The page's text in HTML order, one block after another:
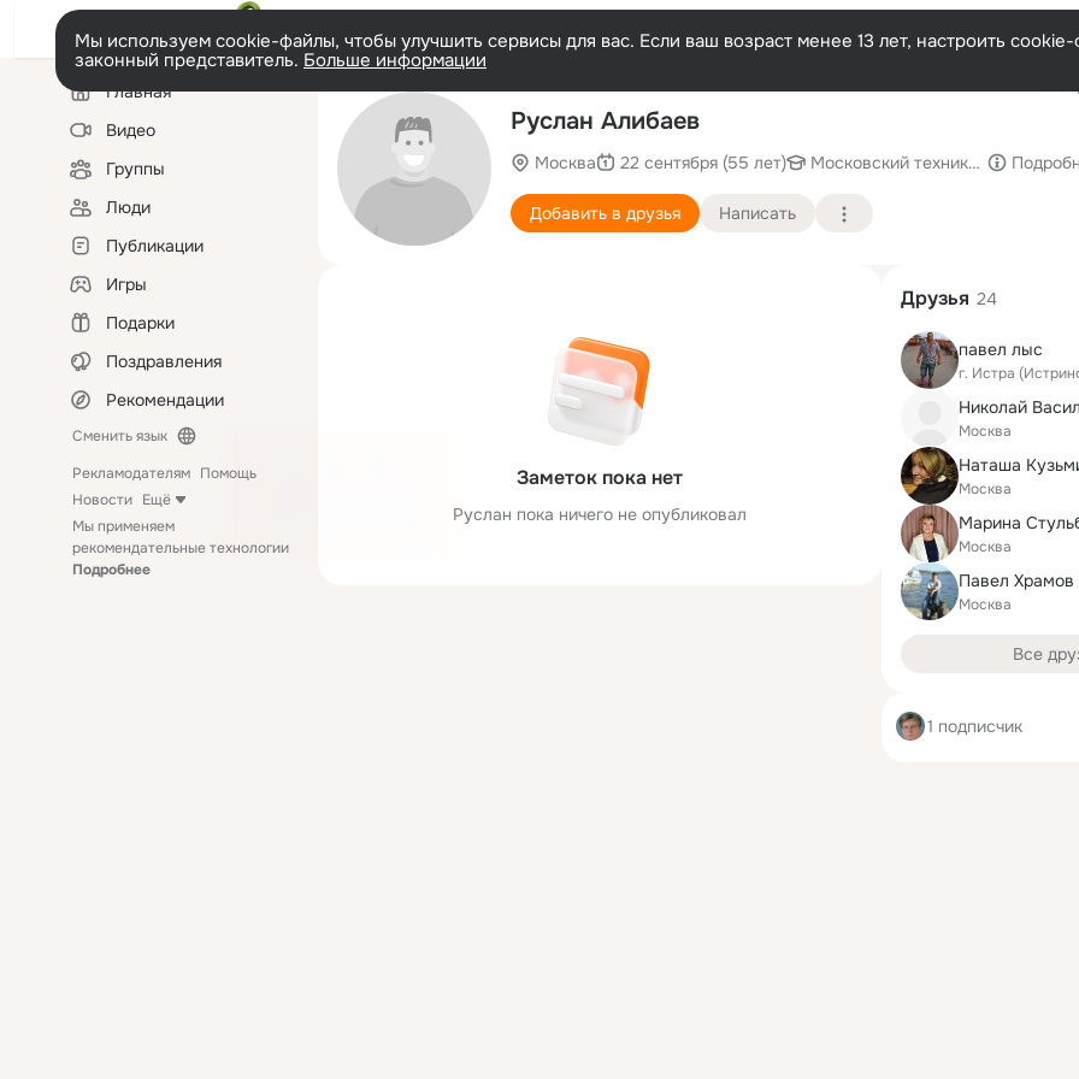
Мы используем cookie-файлы, чтобы улучшить сервисы для вас. Если ваш возраст менее 13 лет, настроить
законный представитель. Больше информации
Левая
колонкаГлавная
Видео
Группы
Люди
Публикации
Игры
Подарки
Поздравления
Рекомендации
Сменить язык
Рекламодателям Помощь
Новости Ещё
Мы применяем
рекомендательные технологии
Подробнее
Руслан Алибаев
Москва 22 сентября (55 лет) Московский техникум
Добавить в друзья Написать
Заметок пока нет
Руслан пока ничего не опубликовал
Друзья 24
павел лыс
г. Истра
Николай
Москва
Наташа
Москва
Москва
Павел Храмов
Москва
Все
1 подписчик